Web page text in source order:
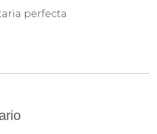
perfecta